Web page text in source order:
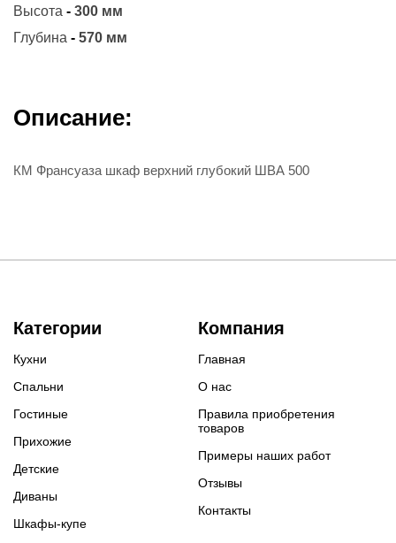
Высота - 300 мм
Глубина - 570 мм
Описание:
КМ Франсуаза шкаф верхний глубокий ШВА 500
Категории
Кухни
Спальни
Гостиные
Прихожие
Детские
Диваны
Шкафы-купе
Компания
Главная
О нас
Правила приобретения
товаров
Примеры наших работ
Отзывы
Контакты